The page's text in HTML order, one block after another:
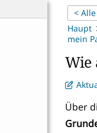
<
Haupt
mein
Wie
Über